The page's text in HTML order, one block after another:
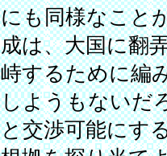
にも同様なこと
成は、大国に翻
峙するために編
しようもないだ
と交渉可能にす